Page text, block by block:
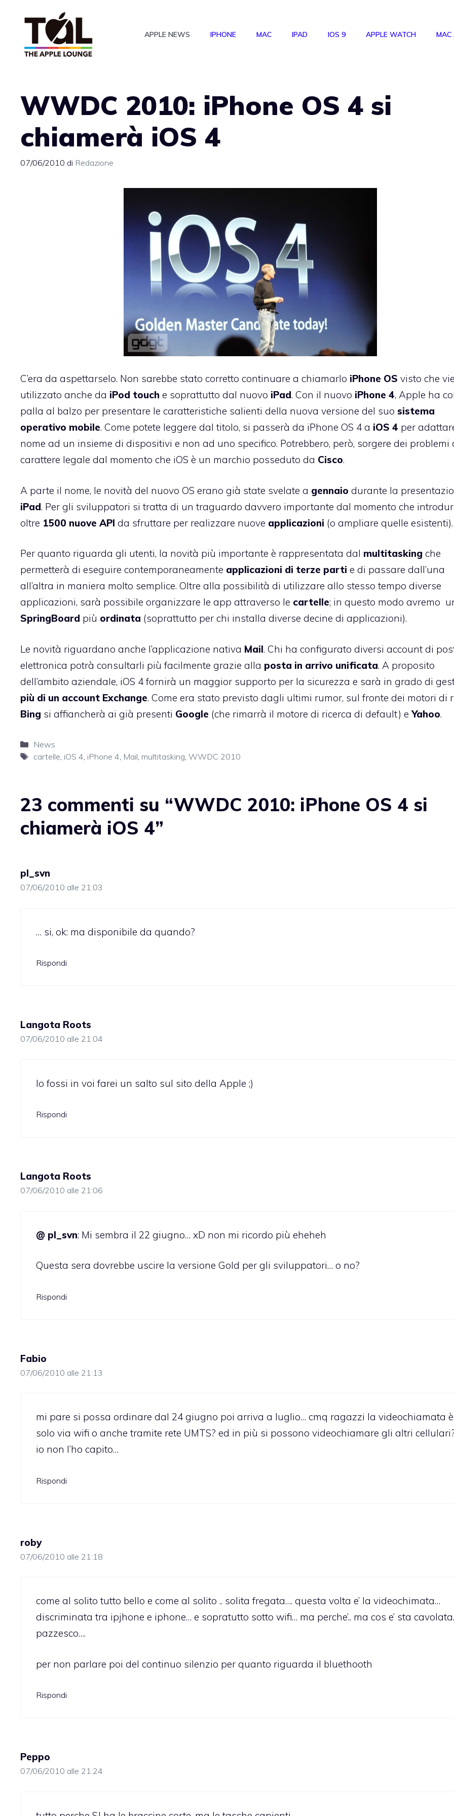
APPLE NEWS IPHONE MAC IPAD IOS 9 APPLE WATCH MAC
WWDC 2010: iPhone OS 4 si
chiamerà iOS 4
07/06/2010 di Redazione
C’era da aspettarselo. Non sarebbe stato corretto continuare a chiamarlo iPhone OS visto che
utilizzato anche da iPod touch e soprattutto dal nuovo iPad. Con il nuovo iPhone 4, Apple ha
palla al balzo per presentare le caratteristiche salienti della nuova versione del suo sistema
operativo mobile. Come potete leggere dal titolo, si passerà da iPhone OS 4 a iOS 4 per
nome ad un insieme di dispositivi e non ad uno specifico. Potrebbero, però, sorgere dei problemi
carattere legale dal momento che iOS è un marchio posseduto da Cisco.
A parte il nome, le novità del nuovo OS erano già state svelate a gennaio durante la
iPad. Per gli sviluppatori si tratta di un traguardo davvero importante dal momento che
oltre 1500 nuove API da sfruttare per realizzare nuove applicazioni (o ampliare quelle esistenti).
Per quanto riguarda gli utenti, la novità più importante è rappresentata dal multitasking che
permetterà di eseguire contemporaneamente applicazioni di terze parti e di passare dall’una
all’altra in maniera molto semplice. Oltre alla possibilità di utilizzare allo stesso tempo diverse
applicazioni, sarà possibile organizzare le app attraverso le cartelle; in questo modo avremo
SpringBoard più ordinata (soprattutto per chi installa diverse decine di applicazioni).
Le novità riguardano anche l’applicazione nativa Mail. Chi ha configurato diversi account di
elettronica potrà consultarli più facilmente grazie alla posta in arrivo unificata. A proposito
dell’ambito aziendale, iOS 4 fornirà un maggior supporto per la sicurezza e sarà in grado di
più di un account Exchange. Come era stato previsto dagli ultimi rumor, sul fronte dei motori di
Bing si affiancherà ai già presenti Google (che rimarrà il motore di ricerca di default) eYahoo.
Categorie
News
Tag
cartelle, iOS 4, iPhone 4, Mail, multitasking, WWDC 2010
23 commenti su “WWDC 2010: iPhone OS 4 si
chiamerà iOS 4”
pl_svn
07/06/2010 alle 21:03
… si, ok: ma disponibile da quando?
Rispondi
Langota Roots
07/06/2010 alle 21:04
Io fossi in voi farei un salto sul sito della Apple ;)
Rispondi
Langota Roots
07/06/2010 alle 21:06
@ pl_svn: Mi sembra il 22 giugno… xD non mi ricordo più eheheh
Questa sera dovrebbe uscire la versione Gold per gli sviluppatori… o no?
Rispondi
Fabio
07/06/2010 alle 21:13
mi pare si possa ordinare dal 24 giugno poi arriva a luglio… cmq ragazzi la videochiamata è
solo via wifi o anche tramite rete UMTS? ed in più si possono videochiamare gli altri
io non l’ho capito…
Rispondi
roby
07/06/2010 alle 21:18
come al solito tutto bello e come al solito .. solita fregata…. questa volta e’ la videochimata…
discriminata tra ipjhone e iphone… e sopratutto sotto wifi… ma perche’.. ma cos e’ sta
pazzesco….
per non parlare poi del continuo silenzio per quanto riguarda il bluethooth
Rispondi
Peppo
07/06/2010 alle 21:24